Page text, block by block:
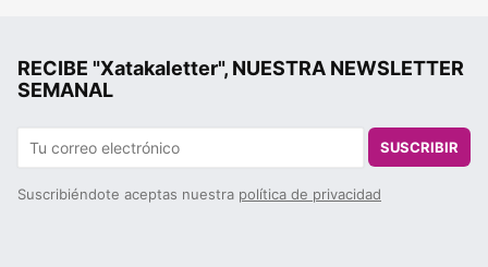
RECIBE "Xatakaletter", NUESTRA NEWSLETTER
SEMANAL
SUSCRIBIR
Suscribiéndote aceptas nuestra política de privacidad